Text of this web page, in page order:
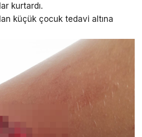
kurtardı.
küçük çocuk tedavi altına